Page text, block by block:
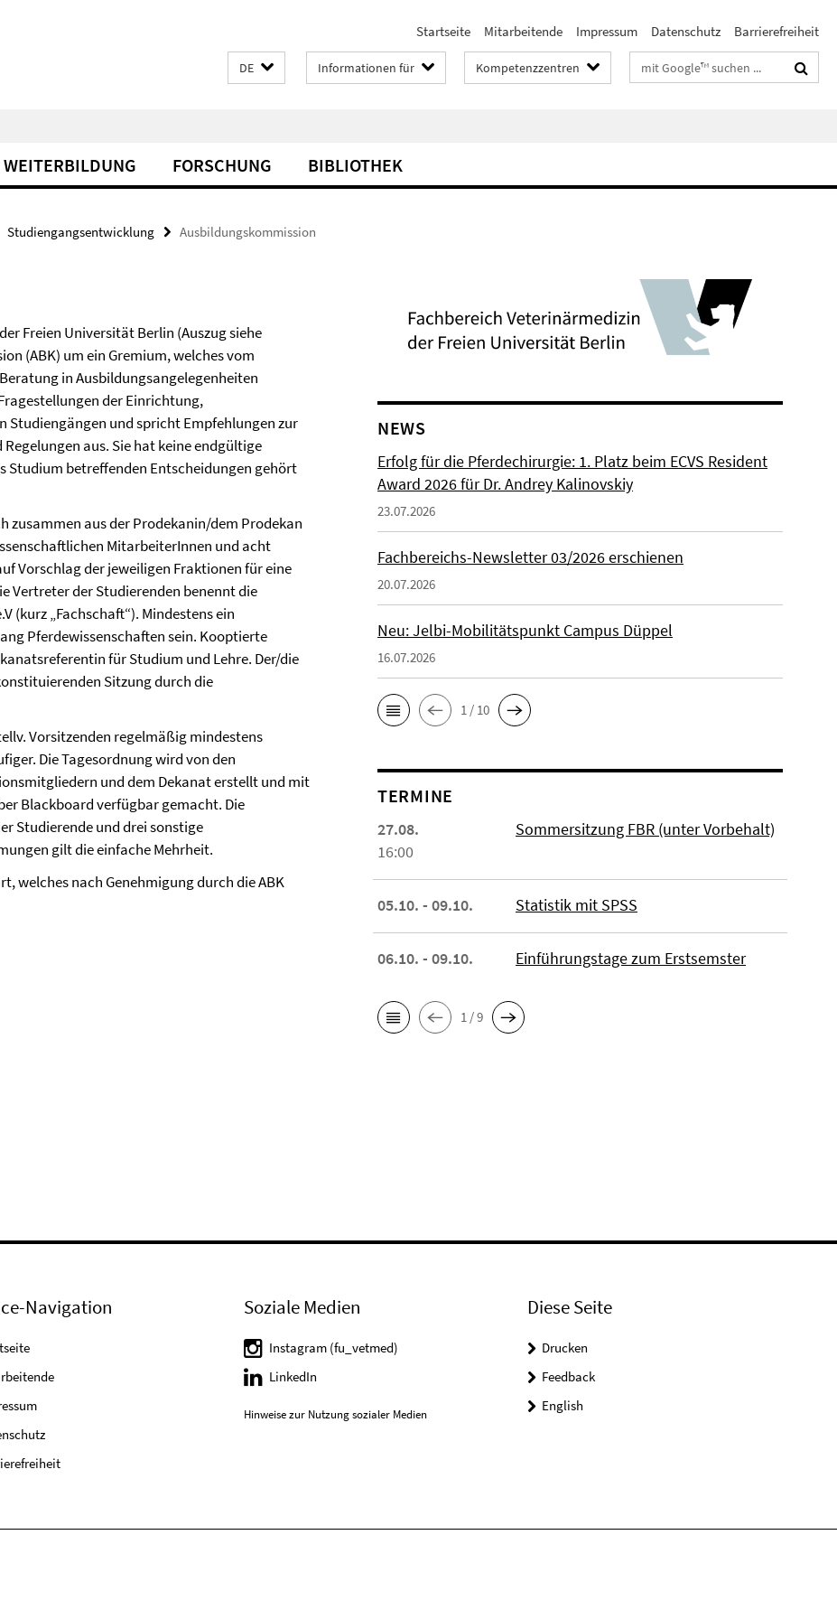
Startseite Mitarbeitende Impressum Datenschutz Barrierefreiheit
DE Informationen für Kompetenzzentren Suchbegriffe
WEITERBILDUNG FORSCHUNG BIBLIOTHEK
Studiengangsentwicklung Ausbildungskommission
Freien Universität Berlin (Auszug siehe
(ABK) um ein Gremium, welches vom
in Ausbildungsangelegenheiten
der Einrichtung,
und spricht Empfehlungen zur
aus. Sie hat keine endgültige
Studium betreffenden Entscheidungen gehört
zusammen aus der Prodekanin/dem Prodekan
MitarbeiterInnen und acht
Vorschlag der jeweiligen Fraktionen für eine
Vertreter der Studierenden benennt die
(kurz „Fachschaft“). Mindestens ein
Pferdewissenschaften sein. Kooptierte
für Studium und Lehre. Der/die
Sitzung durch die
Vorsitzenden regelmäßig mindestens
Die Tagesordnung wird von den
und dem Dekanat erstellt und mit
Blackboard verfügbar gemacht. Die
Studierende und drei sonstige
gilt die einfache Mehrheit.
welches nach Genehmigung durch die ABK
NEWS
Erfolg für die Pferdechirurgie: 1. Platz beim ECVS Resident
Award 2026 für Dr. Andrey Kalinovskiy
23.07.2026
Fachbereichs-Newsletter 03/2026 erschienen
20.07.2026
Neu: Jelbi-Mobilitätspunkt Campus Düppel
16.07.2026
1 / 10
TERMINE
27.08.
16:00
Sommersitzung FBR (unter Vorbehalt)
05.10. - 09.10. Statistik mit SPSS
06.10. - 09.10. Einführungstage zum Erstsemster
1 / 9
Navigation Soziale Medien
Instagram (fu_vetmed)
LinkedIn
Hinweise zur Nutzung sozialer Medien
Diese Seite
Drucken
Feedback
English